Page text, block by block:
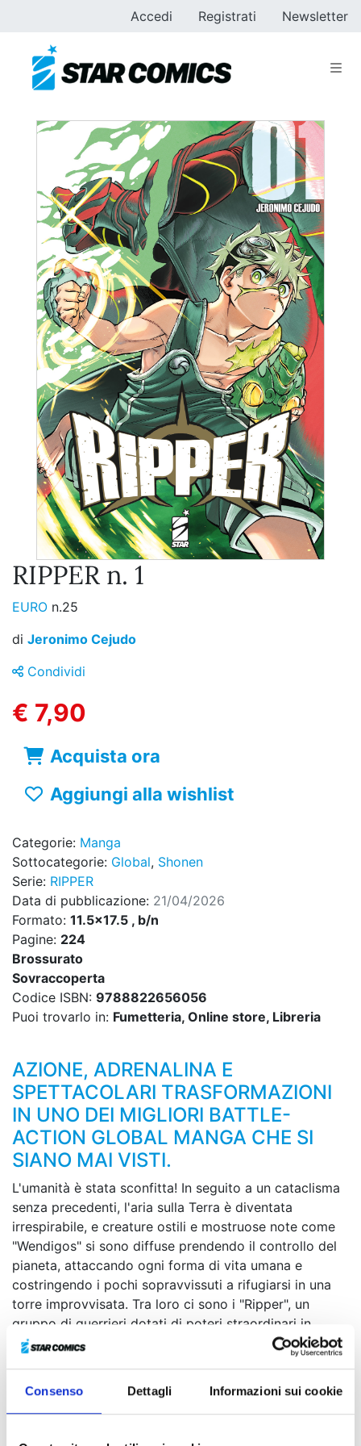
Consenso Dettagli Informazioni sui cookie
Accedi Registrati Newsletter
RIPPER n. 1
EURO n.25
di Jeronimo Cejudo
Condividi
€ 7,90
Acquista ora
Aggiungi alla wishlist
Categorie: Manga
Sottocategorie: Global, Shonen
Serie: RIPPER
Data di pubblicazione: 21/04/2026
Formato: 11.5x17.5 , b/n
Pagine: 224
Brossurato
Sovraccoperta
Codice ISBN: 9788822656056
Puoi trovarlo in: Fumetteria, Online store, Libreria
AZIONE, ADRENALINA E
SPETTACOLARI TRASFORMAZIONI
IN UNO DEI MIGLIORI BATTLE-
ACTION GLOBAL MANGA CHE SI
SIANO MAI VISTI.
L'umanità è stata sconfitta! In seguito a un cataclisma
senza precedenti, l'aria sulla Terra è diventata
irrespirabile, e creature ostili e mostruose note come
"Wendigos" si sono diffuse prendendo il controllo del
pianeta, attaccando ogni forma di vita umana e
costringendo i pochi sopravvissuti a rifugiarsi in una
torre improvvisata. Tra loro ci sono i "Ripper", un
gruppo di guerrieri dotati di poteri straordinari in
grado di fronteggiare i Wendigos. Durante una
missione di ricognizione, una unità di Ripper si imbatte
forza sovrumana che sembra essersi adattato al nuovo
strana maschera dalla provenienza misteriosa…